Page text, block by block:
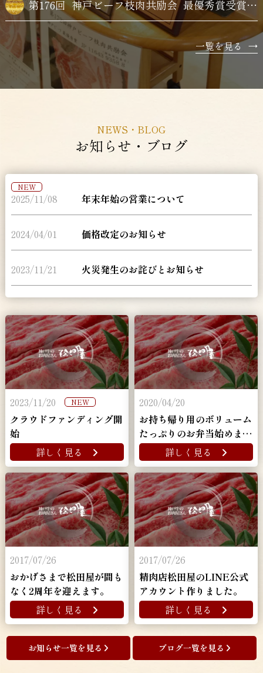
第176回 神戸ビーフ枝肉共励会 最優秀賞受賞牛購買
一覧を見る →
NEWS・BLOG
お知らせ・ブログ
2025/11/08
NEW
年末年始の営業について
2024/04/01 価格改定のお知らせ
2023/11/21 火災発生のお詫びとお知らせ
2023/11/20 NEW
クラウドファンディング開
始
詳しく見る
2020/04/20
お持ち帰り用のボリューム
たっぷりのお弁当始めまし
た！ 詳しく見る
2017/07/26
おかげさまで松田屋が間も
なく2周年を迎えます。
詳しく見る
2017/07/26
精肉店松田屋のLINE公式
アカウント作りました。
詳しく見る
お知らせ一覧を見る ブログ一覧を見る